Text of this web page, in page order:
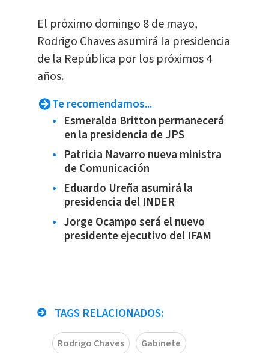
El próximo domingo 8 de mayo,
Rodrigo Chaves asumirá la presidencia
de la República por los próximos 4
años.
Te recomendamos...
Esmeralda Britton permanecerá
en la presidencia de JPS
Patricia Navarro nueva ministra
de Comunicación
Eduardo Ureña asumirá la
presidencia del INDER
Jorge Ocampo será el nuevo
presidente ejecutivo del IFAM
TAGS RELACIONADOS:
Rodrigo Chaves Gabinete